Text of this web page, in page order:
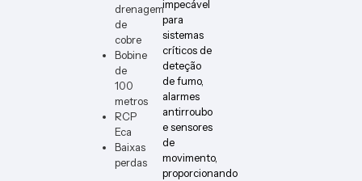
drenagem
de
cobre
Bobine
de
100
metros
RCP
Eca
Baixas
perdas
impecável
para
sistemas
críticos de
deteção
de fumo,
alarmes
antirroubo
e sensores
de
movimento,
proporcionando